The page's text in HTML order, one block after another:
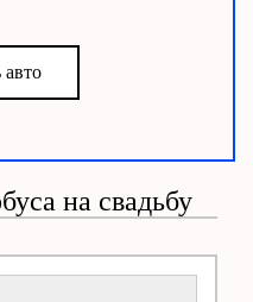
авто
на свадьбу